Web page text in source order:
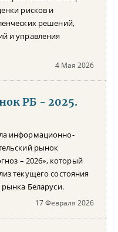
рисков и
решений,
и управления
4 Мая 2026
РБ - 2025.
информационно-
рынок
– 2026», который
текущего состояния
рынка Беларуси.
17 Февраля 2026